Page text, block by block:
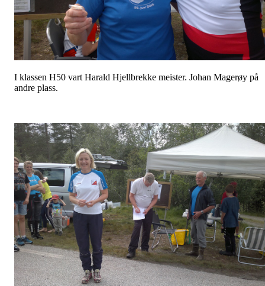
I klassen H50 vart Harald Hjellbrekke meister. Johan Magerøy på
andre plass.